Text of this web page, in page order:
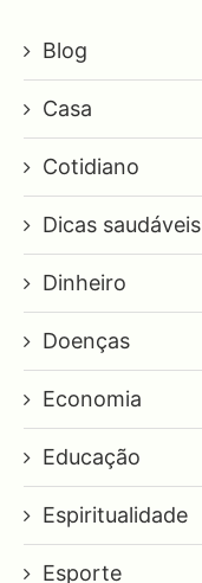
Blog
Casa
Cotidiano
Dicas saudáveis
Dinheiro
Doenças
Economia
Educação
Espiritualidade
Esporte